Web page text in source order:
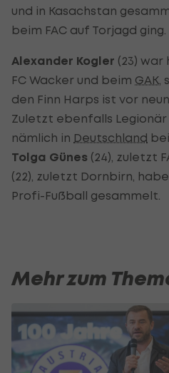
und in Kasachstan
beim FAC auf Torjagd ging.
Alexander Kogler (23)
FC Wacker und beim GAK,
den Finn Harps ist vor
Zuletzt ebenfalls
nämlich in Deutschland
Tolga Günes (24), zuletzt
(22), zuletzt Dornbirn,
Profi-Fußball gesammelt.
Mehr zum